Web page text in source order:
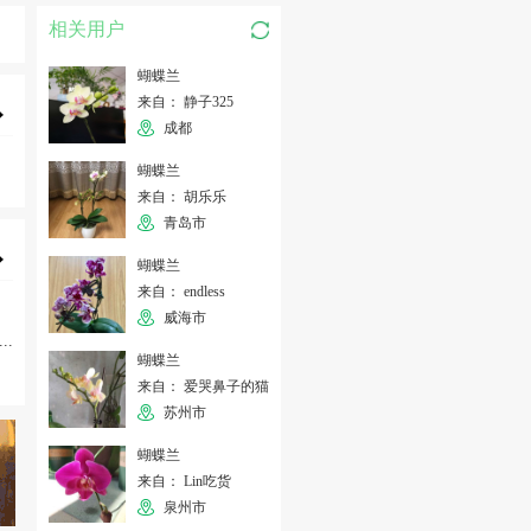
相关用户
蝴蝶兰
来自： 静子325
成都
蝴蝶兰
来自： 胡乐乐
青岛市
蝴蝶兰
来自： endless
威海市
蝴蝶兰
来自： 爱哭鼻子的猫
苏州市
蝴蝶兰
来自： Lin吃货
泉州市